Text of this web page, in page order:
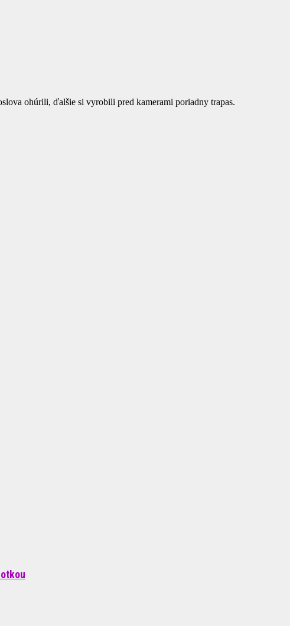
ohúrili, ďalšie si vyrobili pred kamerami poriadny trapas.